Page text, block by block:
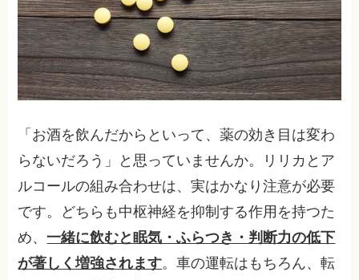
「お酒を飲んだからといって、薬の効き目は変わ
らないだろう」と思っていませんか。リリカとア
ルコールの組み合わせは、実はかなり注意が必要
です。どちらも中枢神経を抑制する作用を持つた
め、一緒に飲むと眠気・ふらつき・判断力の低下
が著しく増強されます。車の運転はもちろん、転